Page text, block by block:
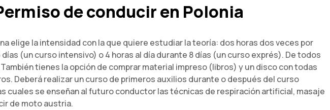
de conducir en Polonia
elige la intensidad con la que quiere estudiar la teoría: dos horas dos veces por
(un curso intensivo) o 4 horas al día durante 8 días (un curso exprés). De todos
tienes la opción de comprar material impreso (libros) y un disco con todas
Deberá realizar un curso de primeros auxilios durante o después del curso
cuales se enseñan al futuro conductor las técnicas de respiración artificial, masaje
de moto austria.